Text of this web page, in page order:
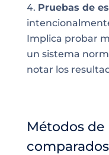
Pruebas de
Implica probar
un sistema
notar los
Métodos de